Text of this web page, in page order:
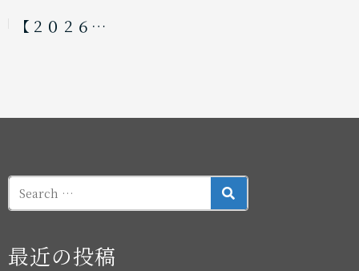
【２０２６…
SEARCH
最近の投稿